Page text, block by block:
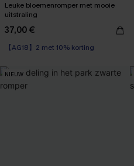
Leuke bloemenromper met mooie
uitstraling
37,00 €
【AG18】2 met 10% korting
NIEUW